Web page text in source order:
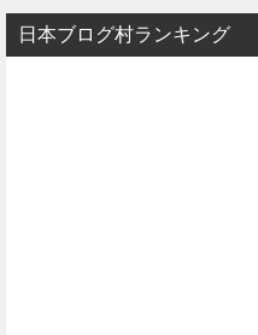
日本ブログ村ランキング